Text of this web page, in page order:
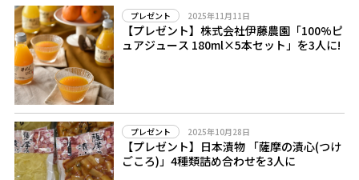
プレゼント 2025年11月11日
【プレゼント】株式会社伊藤農園「100%ピ
ュアジュース 180ml×5本セット」を3人に!
プレゼント 2025年10月28日
【プレゼント】日本漬物 「薩摩の漬心(つけ
ごころ)」4種類詰め合わせを3人に